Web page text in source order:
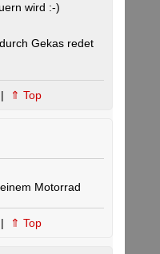
wird :-)
Gekas redet
| ⇑ Top
Motorrad
| ⇑ Top